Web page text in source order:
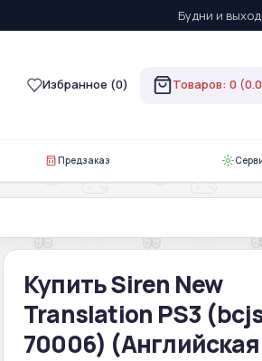
Будни и
Избранное (0) Товаров: 0
Предзаказ
Купить Siren New
Translation PS3
70006) (Английская